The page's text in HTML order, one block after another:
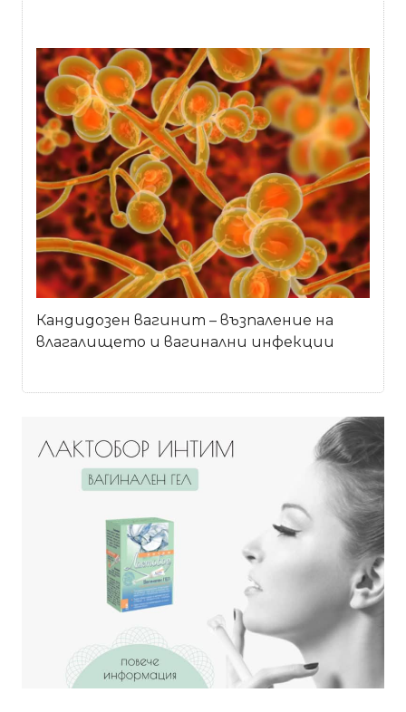
Кандидозен вагинит – възпаление на
влагалището и вагинални инфекции